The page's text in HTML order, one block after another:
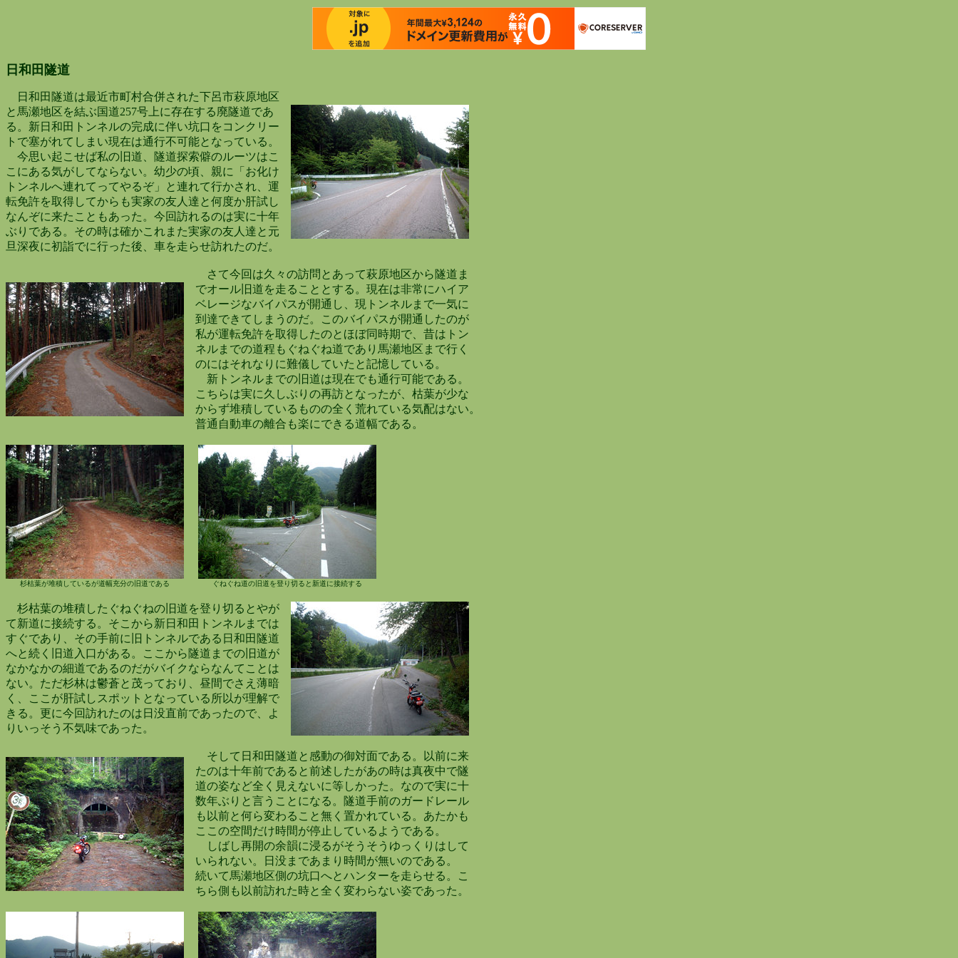
日和田隧道
日和田隧道は最近市町村合併された下呂市萩原地区
と馬瀬地区を結ぶ国道257号上に存在する廃隧道であ
る。新日和田トンネルの完成に伴い坑口をコンクリー
トで塞がれてしまい現在は通行不可能となっている。
今思い起こせば私の旧道、隧道探索僻のルーツはこ
こにある気がしてならない。幼少の頃、親に「お化け
トンネルへ連れてってやるぞ」と連れて行かされ、運
転免許を取得してからも実家の友人達と何度か肝試し
なんぞに来たこともあった。今回訪れるのは実に十年
ぶりである。その時は確かこれまた実家の友人達と元
旦深夜に初詣でに行った後、車を走らせ訪れたのだ。
さて今回は久々の訪問とあって萩原地区から隧道ま
でオール旧道を走ることとする。現在は非常にハイア
ベレージなバイパスが開通し、現トンネルまで一気に
到達できてしまうのだ。このバイパスが開通したのが
私が運転免許を取得したのとほぼ同時期で、昔はトン
ネルまでの道程もぐねぐね道であり馬瀬地区まで行く
のにはそれなりに難儀していたと記憶している。
新トンネルまでの旧道は現在でも通行可能である。
こちらは実に久しぶりの再訪となったが、枯葉が少な
からず堆積しているものの全く荒れている気配はない。
普通自動車の離合も楽にできる道幅である。
杉枯葉が堆積しているが道幅充分の旧道である ぐねぐね道の旧道を登り切ると新道に接続する
杉枯葉の堆積したぐねぐねの旧道を登り切るとやが
て新道に接続する。そこから新日和田トンネルまでは
すぐであり、その手前に旧トンネルである日和田隧道
へと続く旧道入口がある。ここから隧道までの旧道が
なかなかの細道であるのだがバイクならなんてことは
ない。ただ杉林は鬱蒼と茂っており、昼間でさえ薄暗
く、ここが肝試しスポットとなっている所以が理解で
きる。更に今回訪れたのは日没直前であったので、よ
りいっそう不気味であった。
そして日和田隧道と感動の御対面である。以前に来
たのは十年前であると前述したがあの時は真夜中で隧
道の姿など全く見えないに等しかった。なので実に十
数年ぶりと言うことになる。隧道手前のガードレール
も以前と何ら変わること無く置かれている。あたかも
ここの空間だけ時間が停止しているようである。
しばし再開の余韻に浸るがそうそうゆっくりはして
いられない。日没まであまり時間が無いのである。
続いて馬瀬地区側の坑口へとハンターを走らせる。こ
ちら側も以前訪れた時と全く変わらない姿であった。